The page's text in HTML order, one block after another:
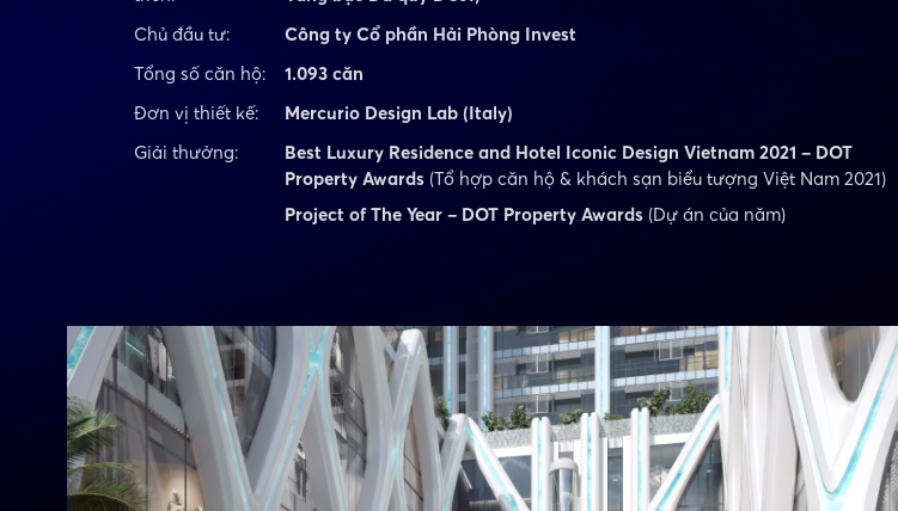
Chủ đầu tư:
Công ty Cổ phần Hải Phòng Invest
Tổng số căn hộ:
1.093 căn
Đơn vị thiết kế:
Mercurio Design Lab (Italy)
Giải thưởng:
Best Luxury Residence and Hotel Iconic Design Vietnam 2021 – DOT
Property Awards (Tổ hợp căn hộ & khách sạn biểu tượng Việt Nam 2021)
Project of The Year – DOT Property Awards (Dự án của năm)